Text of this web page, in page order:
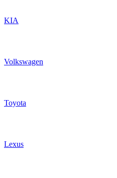
KIA
Volkswagen
Toyota
Lexus